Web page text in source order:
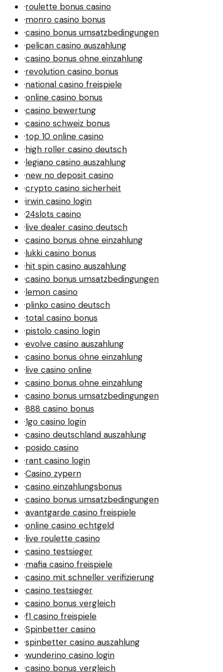
·roulette bonus casino
·monro casino bonus
·casino bonus umsatzbedingungen
·pelican casino auszahlung
·casino bonus ohne einzahlung
·revolution casino bonus
·national casino freispiele
·online casino bonus
·casino bewertung
·casino schweiz bonus
·top 10 online casino
·high roller casino deutsch
·legiano casino auszahlung
·new no deposit casino
·crypto casino sicherheit
·irwin casino login
·24slots casino
·live dealer casino deutsch
·casino bonus ohne einzahlung
·lukki casino bonus
·hit spin casino auszahlung
·casino bonus umsatzbedingungen
·lemon casino
·plinko casino deutsch
·total casino bonus
·pistolo casino login
·evolve casino auszahlung
·casino bonus ohne einzahlung
·live casino online
·casino bonus ohne einzahlung
·casino bonus umsatzbedingungen
·888 casino bonus
·1go casino login
·casino deutschland auszahlung
·posido casino
·rant casino login
·Casino zypern
·casino einzahlungsbonus
·casino bonus umsatzbedingungen
·avantgarde casino freispiele
·online casino echtgeld
·live roulette casino
·casino testsieger
·mafia casino freispiele
·casino mit schneller verifizierung
·casino testsieger
·casino bonus vergleich
·f1 casino freispiele
·Spinbetter casino
·spinbetter casino auszahlung
·wunderino casino login
·casino bonus vergleich